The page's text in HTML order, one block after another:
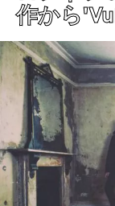
ELECTRONIC
FOLK
PSYCH
DREAMPOP
POSTPUNK
LO-
FI
GARAGE
EXPERIMENTAL
SYNTHPOP
作から